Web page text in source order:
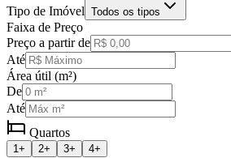
Tipo de Imóvel Todos os tipos
Faixa de Preço
Preço a partir de
Até
Área útil (m²)
De
Até
Quartos
1+ 2+ 3+ 4+